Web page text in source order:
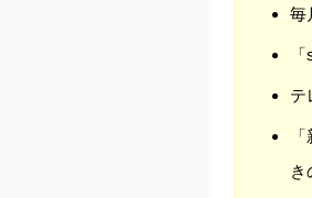
毎
テ
き